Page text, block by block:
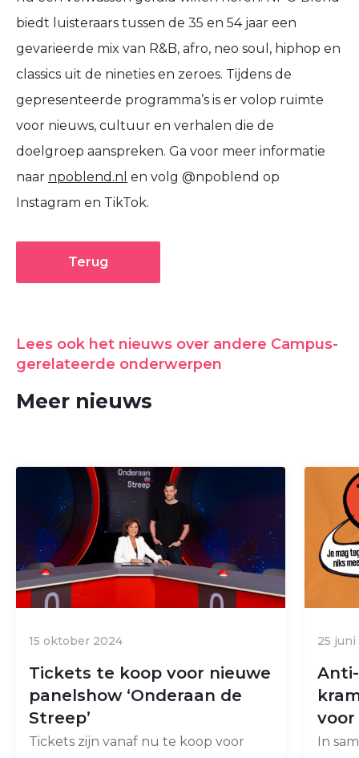
biedt luisteraars tussen de 35 en 54 jaar een
gevarieerde mix van R&B, afro, neo soul, hiphop en
classics uit de nineties en zeroes. Tijdens de
gepresenteerde programma’s is er volop ruimte
voor nieuws, cultuur en verhalen die de
doelgroep aanspreken. Ga voor meer informatie
naar npoblend.nl en volg @npoblend op
Instagram en TikTok.
Terug
Lees ook het nieuws over andere Campus-
gerelateerde onderwerpen
Meer nieuws
15 oktober 2024
Tickets te koop voor nieuwe
panelshow ‘Onderaan de
Streep’
Tickets zijn vanaf nu te koop voor
25
In